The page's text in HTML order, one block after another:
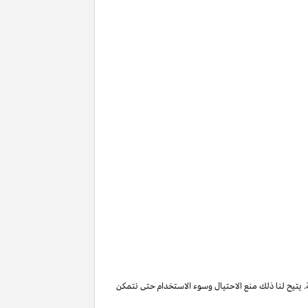
يتيح لنا ذلك منع الاحتيال وسوء الاستخدام حتى نتمكن